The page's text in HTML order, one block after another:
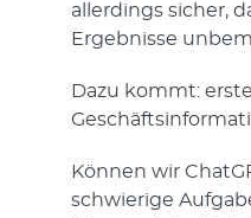
allerdings sicher,
Ergebnisse
Dazu kommt:
Können wir
schwierige